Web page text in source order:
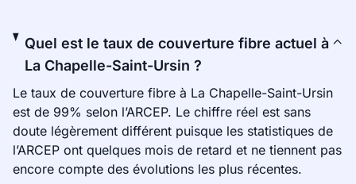
Quel est le taux de couverture fibre actuel à
La Chapelle-Saint-Ursin ?
Le taux de couverture fibre à La Chapelle-Saint-Ursin
est de 99% selon l’ARCEP. Le chiffre réel est sans
doute légèrement différent puisque les statistiques de
l’ARCEP ont quelques mois de retard et ne tiennent pas
encore compte des évolutions les plus récentes.